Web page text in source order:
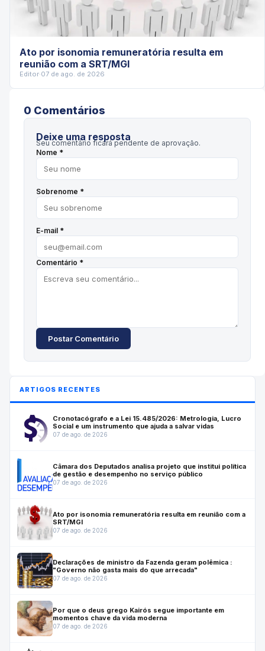
Ato por isonomia remuneratória resulta em
reunião com a SRT/MGI
Editor·07 de ago. de 2026
0 Comentários
Deixe uma resposta
Seu comentário ficará pendente de aprovação.
Nome *
Sobrenome *
E-mail *
Comentário *
Postar Comentário
ARTIGOS RECENTES
Cronotacógrafo e a Lei 15.485/2026: Metrologia, Lucro
Social e um instrumento que ajuda a salvar vidas
07 de ago. de 2026
Câmara dos Deputados analisa projeto que institui política
de gestão e desempenho no serviço público
07 de ago. de 2026
Ato por isonomia remuneratória resulta em reunião com a
SRT/MGI
07 de ago. de 2026
Declarações de ministro da Fazenda geram polêmica :
"Governo não gasta mais do que arrecada"
07 de ago. de 2026
Por que o deus grego Kairós segue importante em
momentos chave da vida moderna
07 de ago. de 2026